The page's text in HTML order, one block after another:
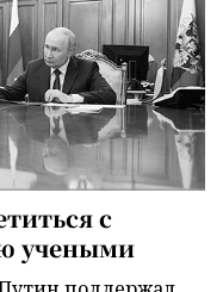
с
учеными